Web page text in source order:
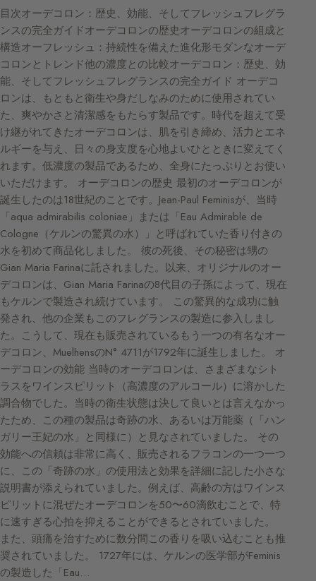
目次オーデコロン：歴史、効能、そしてフレッシュフレグラ
ンスの完全ガイドオーデコロンの歴史オーデコロンの組成と
構造オーフレッシュ：持続性を備えた進化形モダンなオーデ
コロンとトレンド他の濃度との比較オーデコロン：歴史、効
能、そしてフレッシュフレグランスの完全ガイド オーデコ
ロンは、もともと衛生や身だしなみのために使用されてい
た、爽やかさと清潔感をもたらす製品です。時代を超えて受
け継がれてきたオーデコロンは、肌を引き締め、活力とエネ
ルギーを与え、日々の身支度を心地よいひとときに変えてく
れます。低濃度の製品であるため、全身にたっぷりとお使い
いただけます。 オーデコロンの歴史 最初のオーデコロンが
誕生したのは18世紀のことです。Jean-Paul Feminisが、当時
「aqua admirabilis coloniae」または「Eau Admirable de
Cologne（ケルンの驚異の水）」と呼ばれていた香り付きの
水を初めて商品化しました。 彼の死後、その秘密は甥の
Gian Maria Farinaに託されました。以来、オリジナルのオー
デコロンは、Gian Maria Farinaの8代目の子孫によって、現在
もケルンで製造され続けています。 この驚異的な成功に触
発され、他の企業もこのフレグランスの製造に参入しまし
た。こうして、現在も販売されているもう一つの有名なオー
デコロン、MuelhensのN° 4711が1792年に誕生しました。 オ
ーデコロンの効能 当時のオーデコロンは、さまざまなシト
ラスをワインスピリット（高濃度のアルコール）に溶かした
調合物でした。当時の衛生状態は決して良いとは言えなかっ
たため、この種の製品は奇跡の水、あるいは万能薬（「ハン
ガリー王妃の水」と同様に）と見なされていました。 その
効能への信頼は非常に高く、販売されるフラコンの一つ一つ
に、この「奇跡の水」の使用法と効果を詳細に記した小さな
説明書が添えられていました。例えば、高齢の方はワインス
ピリットに混ぜたオーデコロンを50〜60滴飲むことで、特
に速すぎる心拍を抑えることができるとされていました。
また、頭痛を治すために数分間この香りを吸い込むことも推
奨されていました。 1727年には、ケルンの医学部がFeminis
の製造した「Eau…